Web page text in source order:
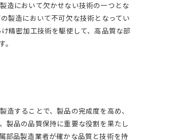
造において欠かせない技術の一つとな
製造において不可欠な技術となってい
精密加工技術を駆使して、高品質な部
することで、製品の完成度を高め、
製品の品質保持に重要な役割を果たし
部品製造業者が確かな品質と技術を持